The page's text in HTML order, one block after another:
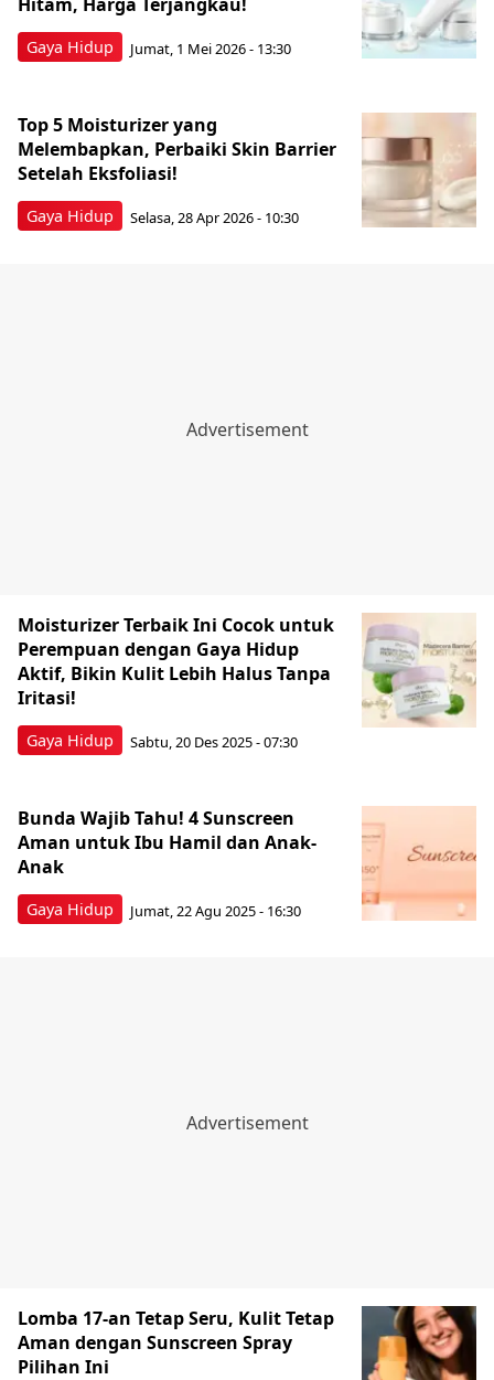
Gaya Hidup Jumat, 1 Mei 2026 - 13:30
Gaya Hidup
Top 5 Moisturizer yang
Melembapkan, Perbaiki Skin Barrier
Setelah Eksfoliasi!
Selasa, 28 Apr 2026 - 10:30
Gaya Hidup
Moisturizer Terbaik Ini Cocok untuk
Perempuan dengan Gaya Hidup
Aktif, Bikin Kulit Lebih Halus Tanpa
Iritasi!
Sabtu, 20 Des 2025 - 07:30
Gaya Hidup
Bunda Wajib Tahu! 4 Sunscreen
Aman untuk Ibu Hamil dan Anak-
Anak
Jumat, 22 Agu 2025 - 16:30
Lomba 17-an Tetap Seru, Kulit Tetap
Aman dengan Sunscreen Spray
Pilihan Ini